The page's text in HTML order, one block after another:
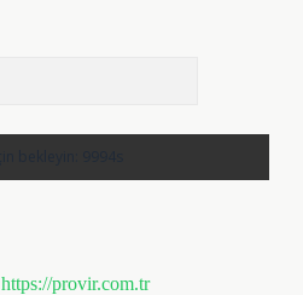
https://provir.com.tr